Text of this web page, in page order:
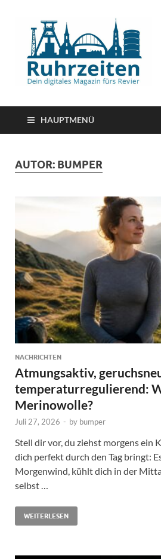
HAUPTMENÜ
AUTOR: BUMPER
NACHRICHTEN
Atmungsaktiv,
temperaturregulierend:
Merinowolle?
Juli 27, 2026 - by bumper
Stell dir vor, du ziehst morgens ein
dich perfekt durch den Tag bringt:
Morgenwind, kühlt dich in der
selbst …
WEITERLESEN